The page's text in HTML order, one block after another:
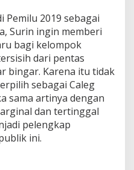
Pemilu 2019 sebagai
Surin ingin memberi
bagi kelompok
dari pentas
bingar. Karena itu tidak
sebagai Caleg
sama artinya dengan
dan tertinggal
pelengkap
ini.